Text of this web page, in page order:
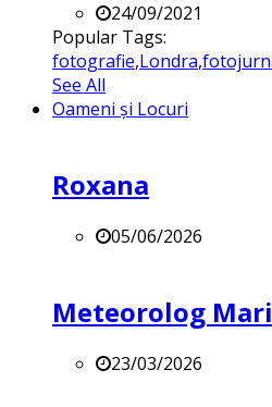
24/09/2021
Popular Tags:
fotografie,Londra,
See All
Oameni și Locuri
Roxana
05/06/2026
Meteorolog
23/03/2026